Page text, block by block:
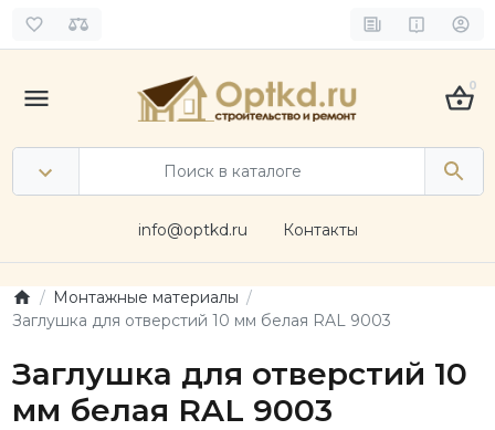
0
info@optkd.ru Контакты
Монтажные материалы
Заглушка для отверстий 10 мм белая RAL 9003
Заглушка для отверстий 10
мм белая RAL 9003